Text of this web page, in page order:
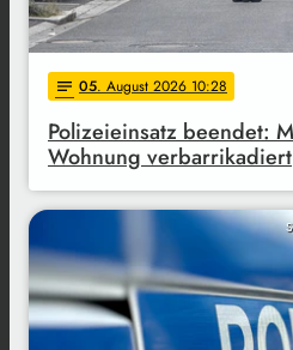
notes 05. August 2026 10:28
Polizeieinsatz beendet:
Wohnung verbarrikadiert